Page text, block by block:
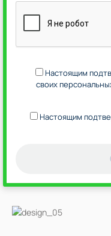
Настоящим
своих
Настоящим